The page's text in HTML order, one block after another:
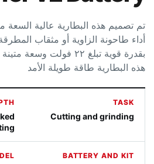
تم تصميم هذه البطارية عالية السعة
أداء طاحونة الزاوية أو مثقاب
هذه البطارية طاقة طويلة الأمد
TASK
Cutting and grinding
BATTERY AND KIT